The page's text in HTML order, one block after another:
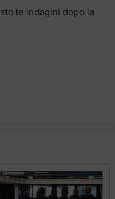
le indagini dopo la